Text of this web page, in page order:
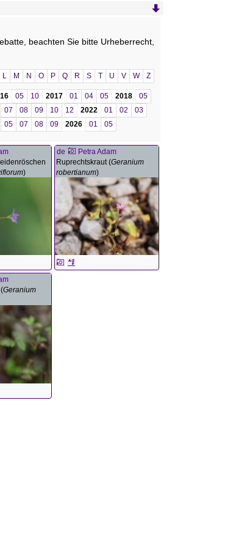
beachten Sie bitte Urheberrecht,
L M N O P Q R S T U V W Z
05 10 2017 01 04 05 2018
05
07 08 09 10 12 2022 01 02
03
05 07 08 09 2026 01 05
)
de
Petra Adam
Ruprechtskraut (Geranium
robertianum)
Geranium